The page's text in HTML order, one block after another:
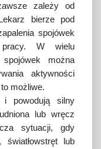
zależy od
bierze pod
spojówek
pracy. W wielu
spojówek można
aktywności
możliwe.
powodują silny
lub wręcz
sytuacji, gdy
lub